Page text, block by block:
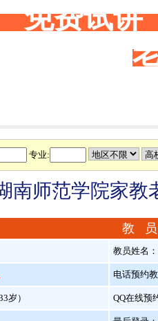
费试讲
专业:
南师范学院家
教
教员姓名
电话预约
岁） QQ在线预